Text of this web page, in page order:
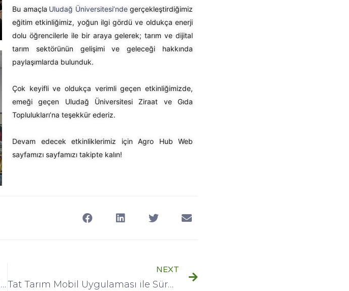
Bu amaçla Uludağ Üniversitesi’ndegerçekleştirdiğimiz
eğitim etkinliğimiz, yoğun ilgi gördü ve oldukça enerji
dolu öğrencilerle ile bir araya gelerek; tarım ve dijital
tarım sektörünün gelişimi ve geleceği hakkında
paylaşımlarda bulunduk.
Çok keyifli ve oldukça verimli geçen etkinliğimizde,
emeği geçen Uludağ Üniversitesi Ziraat ve Gıda
Toplulukları’na teşekkür ederiz.
Devam edecek etkinliklerimiz içinAgro Hub Web
sayfamızı sayfamızı takipte kalın!
Ege Üniversitesi’nde Genç Yetenekler ile Buluştuk!
NEXT
Tat Tarım Mobil Uygulaması ile Sürdürülebilir Üretim Yolculuğu!